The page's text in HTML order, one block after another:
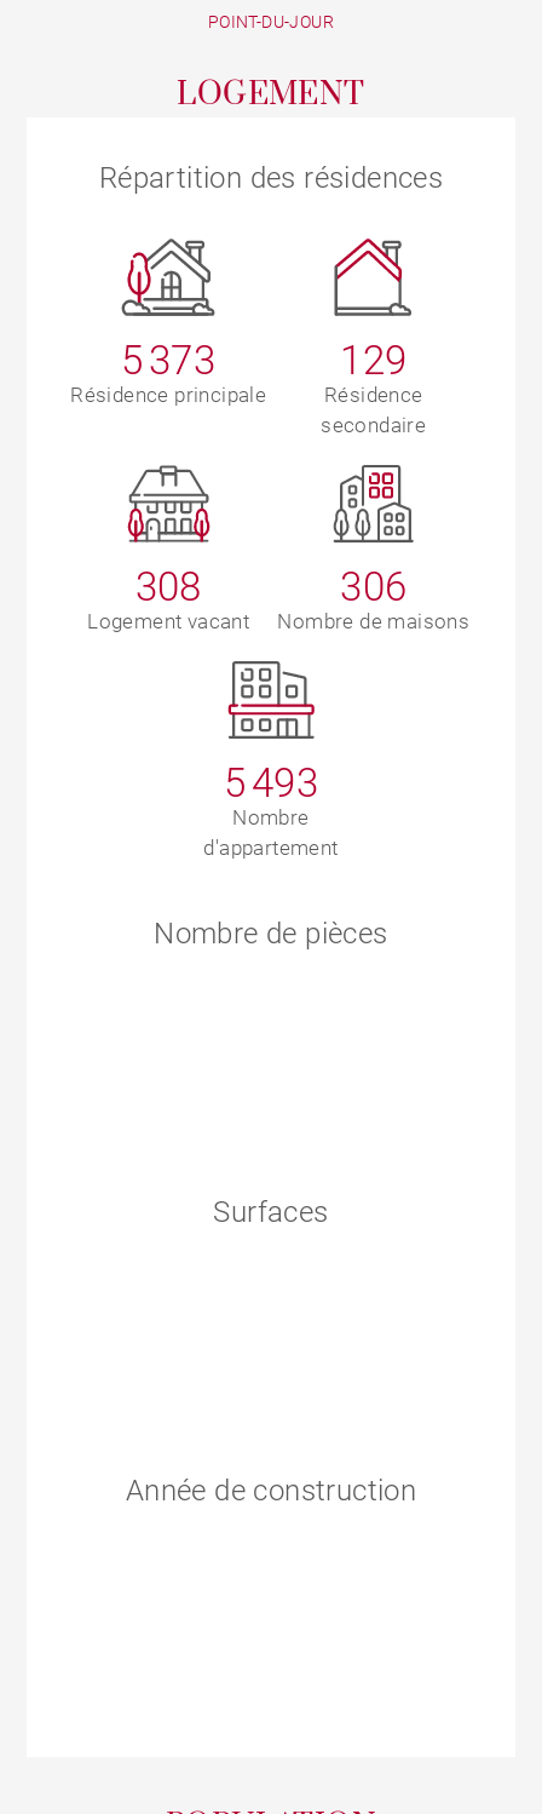
POINT-DU-JOUR
LOGEMENT
Répartition des résidences
5 373
Résidence principale
129
Résidence
secondaire
308
Logement vacant
306
Nombre de maisons
5 493
Nombre
d'appartement
Nombre de pièces
Surfaces
Année de construction